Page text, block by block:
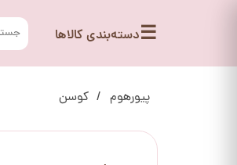
☰دسته‌بندی کالاها
پیورهوم کوسن